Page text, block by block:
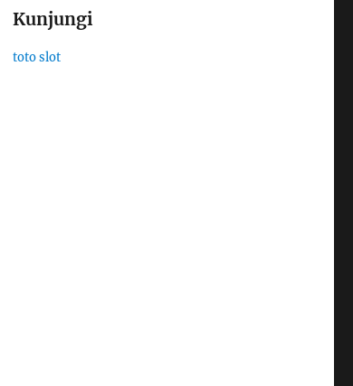
Kunjungi
toto slot